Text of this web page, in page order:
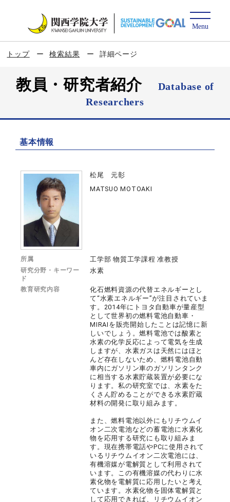
トップ 検索結果 詳細ページ
教員・研究者紹介
Database of
Researchers
基本情報
松尾 元彰
MATSUO MOTOAKI
所属 工学部 物質工学課程 准教授
研究分野・キーワー
ド
水素
教育研究内容
化石燃料資源の代替エネルギーとし
て“水素エネルギー”が注目されていま
す。2014年にトヨタ自動車が量産型
として世界初の燃料電池自動車・
MIRAIを販売開始したことは記憶に新
しいでしょう。燃料電池では酸素と
水素の化学反応によって電気を生成
しますが、水素ガスは天然にはほと
んど存在しないため、燃料電池自動
車内にガソリン車のガソリンタンク
に相当する水素貯蔵装置が必要にな
ります。私の研究室では、水素をた
くさん貯めることができる水素貯蔵
材料の開発に取り組みます。
また、燃料電池以外にもリチウムイ
オン二次電池などの蓄電池に水素化
物を応用する研究にも取り組みま
す。現在携帯電話やPCに使用されて
いるリチウムイオン二次電池には、
有機溶媒が電解質として利用されて
います。この有機溶媒の代わりに水
素化物を電解質に応用したいと考え
ています。水素化物を固体電解質と
して応用できれば、リチウムイオン